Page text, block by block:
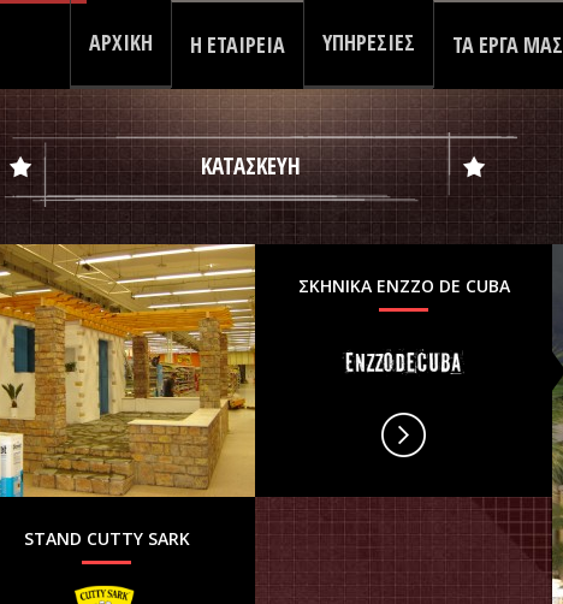
ΑΡΧΙΚΗ Η ΕΤΑΙΡΕΙΑ ΥΠΗΡΕΣΙΕΣ ΤΑ ΕΡΓΑ ΜΑΣ
ΚΑΤΑΣΚΕΥΗ
ΣΚΗΝΙΚΑ ENZZO DE CUBA
STAND CUTTY SARK